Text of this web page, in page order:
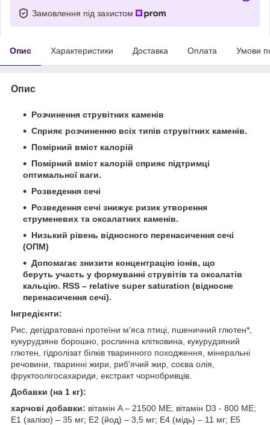
Замовлення під захистом
Опис Характеристики Доставка Оплата Умови
Опис
Розчинення струвітних каменів
Сприяє розчиненню всіх типів струвітних каменів.
Помірний вміст калорій
Помірний вміст калорій сприяє підтримці
оптимальної ваги.
Розведення сечі
Розведення сечі знижує ризик утворення
струменевих та оксалатних каменів.
Низький рівень відносного перенасичення сечі
(ОПМ)
Допомагає знизити концентрацію іонів, що
беруть участь у формуванні струвітів та оксалатів
кальцію. RSS – relative super saturation (відносне
перенасичення сечі).
Інгредієнти:
Рис, дегідратовані протеїни м'яса птиці, пшеничний глютен*,
кукурудзяне борошно, рослинна клітковина, кукурудзяний
глютен, гідролізат білків тваринного походження, мінеральні
речовини, тваринні жири, риб'ячий жир, соєва олія,
фруктоолігосахариди, екстракт чорнобривців.
Добавки (на 1 кг):
харчові добавки: вітамін A – 21500 MЕ; вітамін D3 - 800 MЕ;
E1 (залізо) – 35 мг; E2 (йод) – 3,5 мг; E4 (мідь) – 11 мг; E5